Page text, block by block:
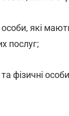
які
послуг;
фізичні